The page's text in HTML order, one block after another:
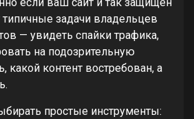
задачи владельцев
— увидеть спайки трафика,
на подозрительную
какой контент востребован, а
простые инструменты: